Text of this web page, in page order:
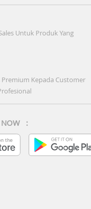
Untuk Produk Yang
Kepada Customer
NOW :